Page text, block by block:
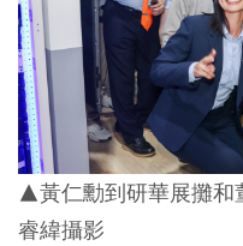
▲黃仁勳到研華展攤和
睿緯攝影